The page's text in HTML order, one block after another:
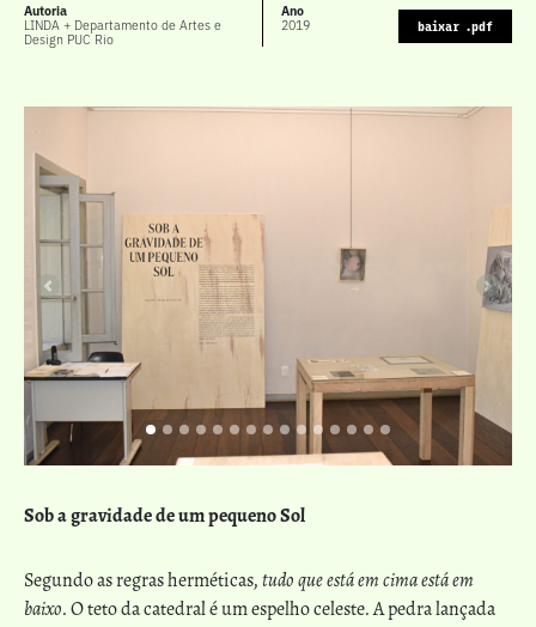
Autoria
LINDA + Departamento de Artes e
Design PUC Rio
Ano
2019
baixar .pdf
Previous Next
Sob a gravidade de um pequeno Sol
Segundo as regras herméticas,tudo que está em cima está em
baixo. O teto da catedral é um espelho celeste. A pedra lançada